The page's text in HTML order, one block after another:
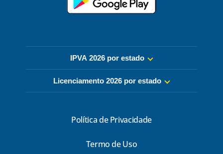
IPVA 2026 por estado
Licenciamento 2026 por estado
Política de Privacidade
Termo de Uso